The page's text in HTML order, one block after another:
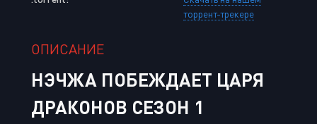
торрент-трекере
ОПИСАНИЕ
НЭЧЖА ПОБЕЖДАЕТ ЦАРЯ
ДРАКОНОВ СЕЗОН 1